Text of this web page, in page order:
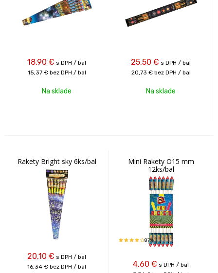
18,90 € s DPH / bal
15,37 € bez DPH / bal
Na sklade
25,50 € s DPH / bal
20,73 € bez DPH / bal
Na sklade
Rakety Bright sky 6ks/bal
20,10 € s DPH / bal
16,34 € bez DPH / bal
Mini Rakety O15 mm
12ks/bal
87%
4,60 € s DPH / bal